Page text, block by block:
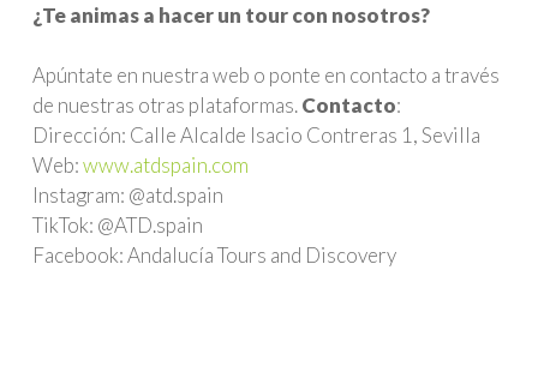
¿Te animas a hacer un tour con nosotros?
Apúntate en nuestra web o ponte en contacto a través
de nuestras otras plataformas.Contacto:
Dirección: Calle Alcalde Isacio Contreras 1, Sevilla
Web:www.atdspain.com
Instagram: @atd.spain
TikTok: @ATD.spain
Facebook: Andalucía Tours and Discovery